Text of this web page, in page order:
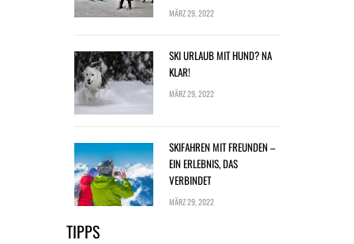
MÄRZ 29, 2022
SKI URLAUB MIT HUND? NA
KLAR!
MÄRZ 29, 2022
SKIFAHREN MIT FREUNDEN –
EIN ERLEBNIS, DAS
VERBINDET
MÄRZ 29, 2022
TIPPS